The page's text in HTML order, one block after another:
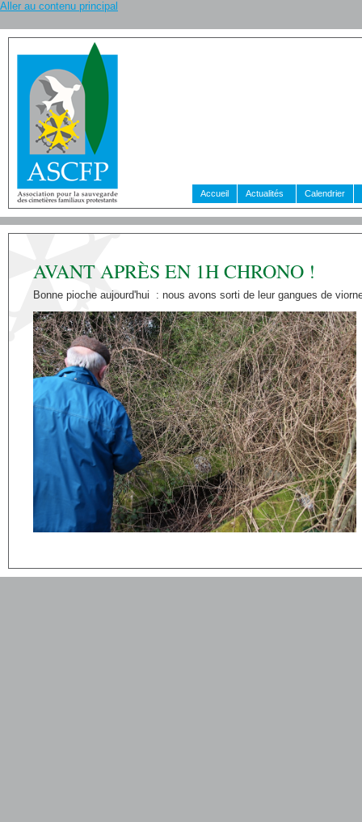
Aller au contenu principal
Accueil Actualités Calendrier
AVANT APRÈS EN 1H CHRONO !
Bonne pioche aujourd'hui : nous avons sorti de leur gangues de